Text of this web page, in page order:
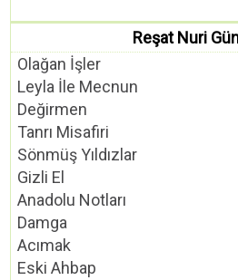
Reşat Nuri
Olağan İşler
Leyla İle Mecnun
Değirmen
Tanrı Misafiri
Sönmüş Yıldızlar
Gizli El
Anadolu Notları
Damga
Acımak
Eski Ahbap